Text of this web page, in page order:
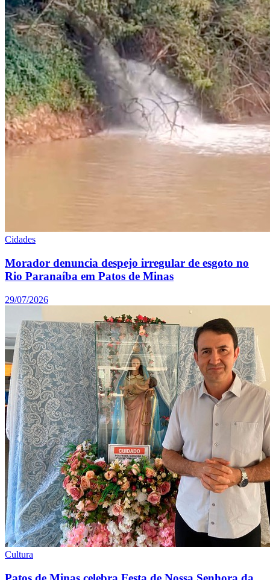
Cidades
Morador denuncia despejo irregular de esgoto no
Rio Paranaíba em Patos de Minas
29/07/2026
Cultura